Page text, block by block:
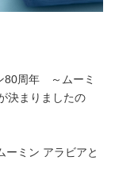
80周年 ～ムーミ
決まりましたの
ーミン アラビアと